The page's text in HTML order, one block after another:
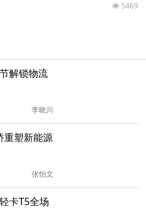
5469
解锁物流
李晓川
重塑新能源
张怡文
卡T5全场